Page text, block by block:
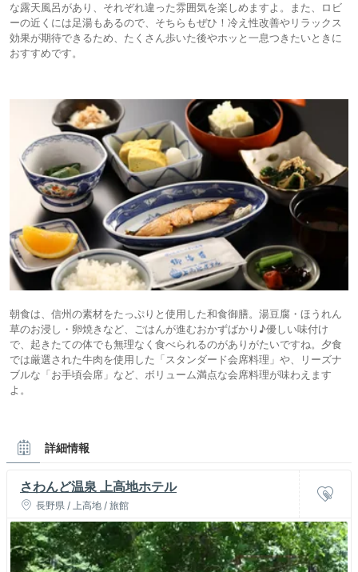
な露天風呂があり、それぞれ違った雰囲気を楽しめますよ。また、ロビ
ーの近くには足湯もあるので、そちらもぜひ！冷え性改善やリラックス
効果が期待できるため、たくさん歩いた後やホッと一息つきたいときに
おすすめです。
朝食は、信州の素材をたっぷりと使用した和食御膳。湯豆腐・ほうれん
草のお浸し・卵焼きなど、ごはんが進むおかずばかり♪優しい味付け
で、起きたての体でも無理なく食べられるのがありがたいですね。夕食
では厳選された牛肉を使用した「スタンダード会席料理」や、リーズナ
ブルな「お手頃会席」など、ボリューム満点な会席料理が味わえます
よ。
詳細情報
さわんど温泉 上高地ホテル
長野県 / 上高地 / 旅館